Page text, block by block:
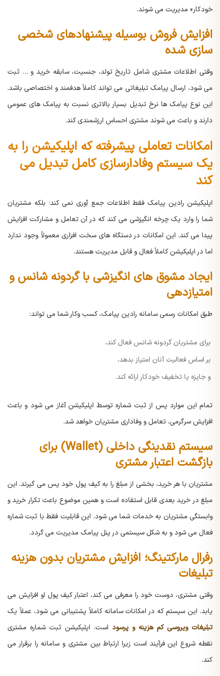
خودکار» مدیریت می شوند.
افزایش فروش بوسیله پیشنهادهای شخصی
سازی شده
وقتی اطلاعات مشتری شامل تاریخ تولد، جنسیت، سابقه خرید و … ثبت
می شود، ارسال پیامک تبلیغاتی می تواند کاملاً هدفمند و اختصاصی باشد.
این نوع پیامک ها نرخ تبدیل بسیار بالاتری نسبت به پیامک های عمومی
دارند و باعث می شوند مشتری احساس ارزشمندی کند.
امکانات تعاملی پیشرفته که اپلیکیشن را به
یک سیستم وفادارسازی کامل تبدیل می
کند
اپلیکیشن رادین پیامک فقط اطلاعات جمع آوری نمی کند؛ بلکه مشتریان
شما را وارد یک چرخه انگیزشی می کند که در آن تعامل و مشارکت افزایش
پیدا می کند. این امکانات در دستگاه های سخت افزاری معمولاً وجود ندارد
اما در اپلیکیشن کاملاً فعال و قابل مدیریت هستند.
ایجاد مشوق های انگیزشی با گردونه شانس و
امتیازدهی
طبق امکانات رسمی سامانه رادین پیامک، کسب وکار شما می تواند:
برای مشتریان گردونه شانس فعال کند،
بر اساس فعالیت آنان امتیاز بدهد،
و جایزه یا تخفیف خودکار ارائه کند.
تمام این موارد پس از ثبت شماره توسط اپلیکیشن آغاز می شود و باعث
افزایش سرگرمی، تعامل و وفاداری مشتریان خواهد شد.
سیستم نقدینگی داخلی (Wallet) برای
بازگشت اعتبار مشتری
مشتریان با هر خرید، بخشی از مبلغ را به کیف پول خود پس می گیرند. این
مبلغ در خرید بعدی قابل استفاده است و همین موضوع باعث تکرار خرید و
وابستگی مشتریان به خدمات شما می شود. این قابلیت فقط با ثبت شماره
فعال می شود و به شکل سیستمی در پنل پیامک مدیریت می گردد.
رفرال مارکتینگ؛ افزایش مشتریان بدون هزینه
تبلیغات
وقتی مشتری، دوست خود را معرفی می کند، اعتبار کیف پول او افزایش می
یابد. این سیستم که در امکانات سامانه کاملاً پشتیبانی می شود، عملاً یک
تبلیغات ویروسی کم هزینه و پرسود است. اپلیکیشن ثبت شماره مشتری
نقطه شروع این فرآیند است زیرا ارتباط بین مشتری و سامانه را برقرار می
کند.